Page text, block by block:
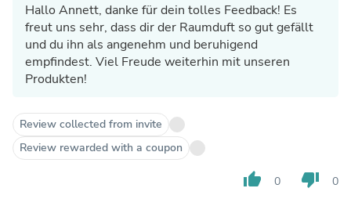
Hallo Annett, danke für dein tolles Feedback! Es
freut uns sehr, dass dir der Raumduft so gut gefällt
und du ihn als angenehm und beruhigend
empfindest. Viel Freude weiterhin mit unseren
Produkten!
Review collected from invite
Review rewarded with a coupon
thumb_up 0 thumb_down 0